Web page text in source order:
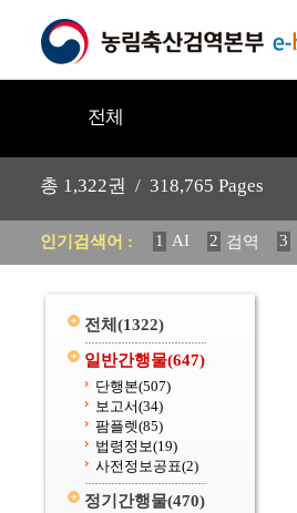
전체
총 1,322권 / 318,765 Pages
인기검색어 : 1 AI 2 검역 3
11 2025 12 중독
전체 (1322)
일반간행물(647)
단행본(507)
보고서(34)
팜플렛(85)
법령정보(19)
사전정보공표(2)
정기간행물(470)